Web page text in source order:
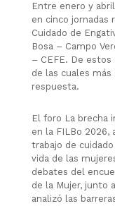
Entre enero y
en cinco jornadas
Cuidado de
Bosa – Campo
– CEFE. De
de las cuales
respuesta.
El foro La brecha
en la FILBo 2026,
trabajo de
vida de las
debates del
de la Mujer, junto
analizó las